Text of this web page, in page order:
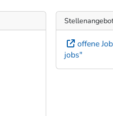
offene
jobs"